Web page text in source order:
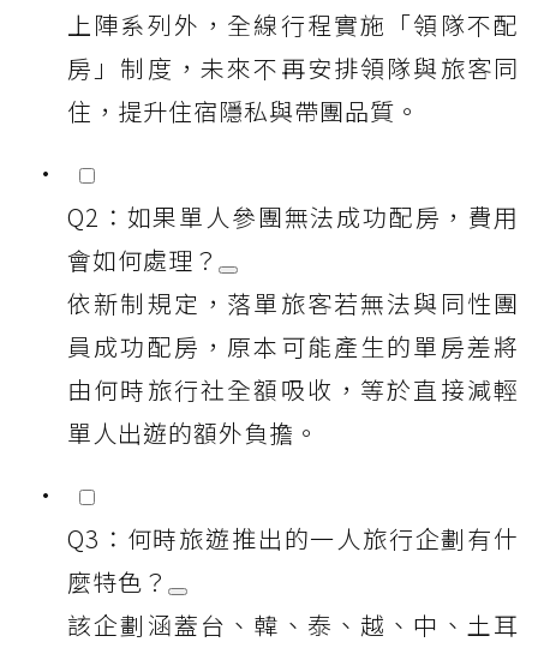
上陣系列外，全線行程實施「領隊不配
房」制度，未來不再安排領隊與旅客同
住，提升住宿隱私與帶團品質。
Q2：如果單人參團無法成功配房，費用
會如何處理？
依新制規定，落單旅客若無法與同性團
員成功配房，原本可能產生的單房差將
由何時旅行社全額吸收，等於直接減輕
單人出遊的額外負擔。
Q3：何時旅遊推出的一人旅行企劃有什
麼特色？
該企劃涵蓋台、韓、泰、越、中、土耳